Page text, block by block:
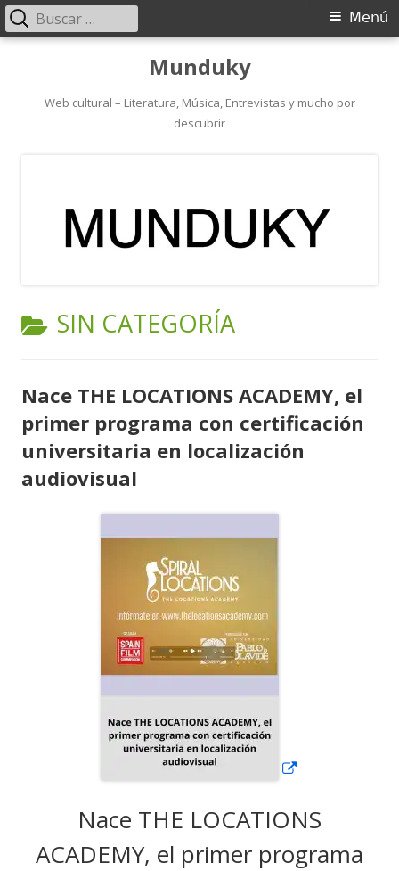
contenido
Munduky
Web cultural – Literatura, Música, Entrevistas y mucho por
descubrir
Menú
Menú
Buscar:
CATEGORÍA:
SIN CATEGORÍA
Nace THE LOCATIONS ACADEMY, el
primer programa con certificación
universitaria en localización
audiovisual
Nace THE LOCATIONS
ACADEMY, el primer programa